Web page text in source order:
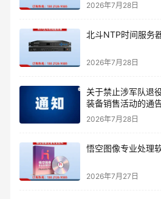
2026年7月28日
北斗NTP时间服务
2026年7月28日
关于禁止涉军队退
装备销售活动的通
2026年7月28日
悟空图像专业处理
2026年7月27日